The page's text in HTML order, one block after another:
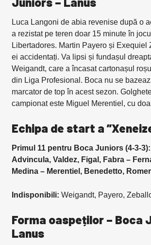
Luca Langoni de abia revenise după o
a rezistat pe teren doar 15 minute în
Libertadores. Martin Payero și Exequiel
ei accidentați. Va lipsi și fundașul
Weigandt, care a încasat cartonașul
din Liga Profesional. Boca nu se
marcator de top în acest sezon.
campionat este Miguel Merentiel, cu
Echipa de start a
Primul 11 pentru Boca Juniors (4-3-
Advincula, Valdez, Figal, Fabra –
Medina – Merentiel, Benedetto,
Indisponibili: Weigandt, Payero,
Forma oaspeților – Boca
Lanus